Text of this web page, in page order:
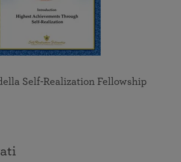
Self-Realization Fellowship